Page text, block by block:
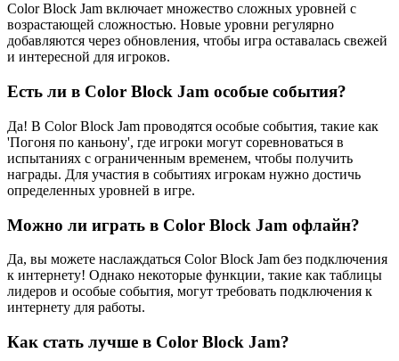
Color Block Jam включает множество сложных уровней с
возрастающей сложностью. Новые уровни регулярно
добавляются через обновления, чтобы игра оставалась свежей
и интересной для игроков.
Есть ли в Color Block Jam особые события?
Да! В Color Block Jam проводятся особые события, такие как
'Погоня по каньону', где игроки могут соревноваться в
испытаниях с ограниченным временем, чтобы получить
награды. Для участия в событиях игрокам нужно достичь
определенных уровней в игре.
Можно ли играть в Color Block Jam офлайн?
Да, вы можете наслаждаться Color Block Jam без подключения
к интернету! Однако некоторые функции, такие как таблицы
лидеров и особые события, могут требовать подключения к
интернету для работы.
Как стать лучше в Color Block Jam?